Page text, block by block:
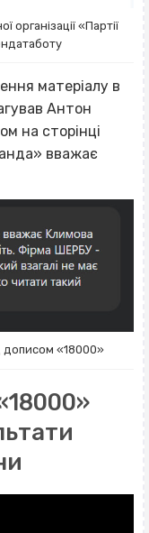
організації «Партії
матеріалу в
Антон
на сторінці
вважає
дописом «18000»